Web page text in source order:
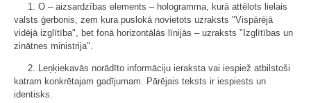
1. O – aizsardzības elements – hologramma, kurā attēlots lielais
valsts ģerbonis, zem kura puslokā novietots uzraksts "Vispārējā
vidējā izglītība", bet fonā horizontālās līnijās – uzraksts "Izglītības un
zinātnes ministrija".
2. Leņķiekavās norādīto informāciju ieraksta vai iespiež atbilstoši
katram konkrētajam gadījumam. Pārējais teksts ir iespiests un
identisks.